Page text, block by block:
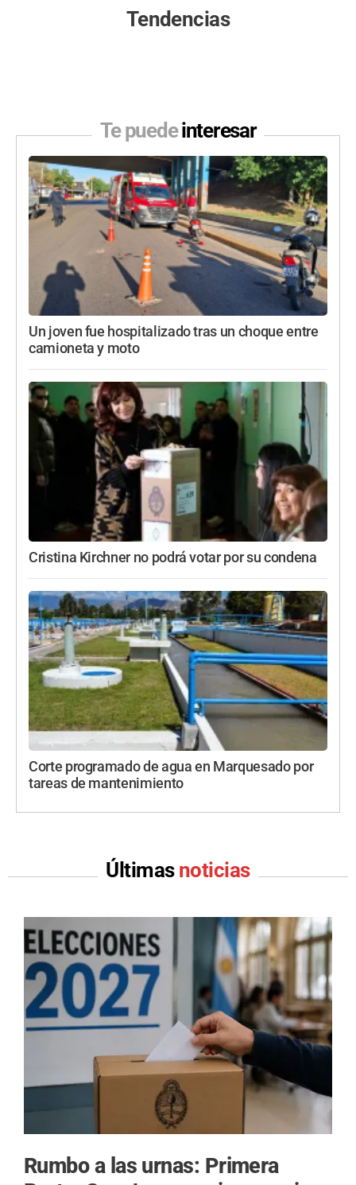
Tendencias
Te puedeinteresar
Un joven fue hospitalizado tras un choque entre
camioneta y moto
Cristina Kirchner no podrá votar por su condena
Corte programado de agua en Marquesado por
tareas de mantenimiento
Últimas noticias
Rumbo a las urnas: Primera